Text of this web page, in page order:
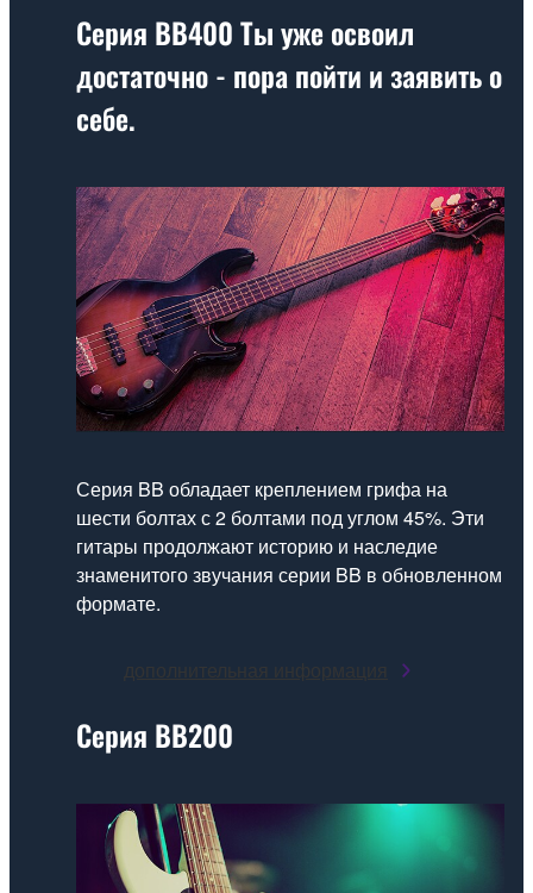
Серия BB400Ты уже освоил
достаточно - пора пойти и заявить о
себе.
Серия BB обладает креплением грифа на
шести болтах с 2 болтами под углом 45%. Эти
гитары продолжают историю и наследие
знаменитого звучания серии BB в обновленном
формате.
дополнительная информация
Серия BB200